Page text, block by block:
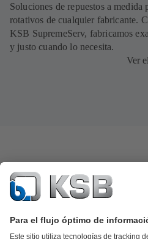
Soluciones de repuestos a
rotativos de cualquier fabricante.
KSB SupremeServ, fabricamos
y justo cuando lo necesita.
Ver